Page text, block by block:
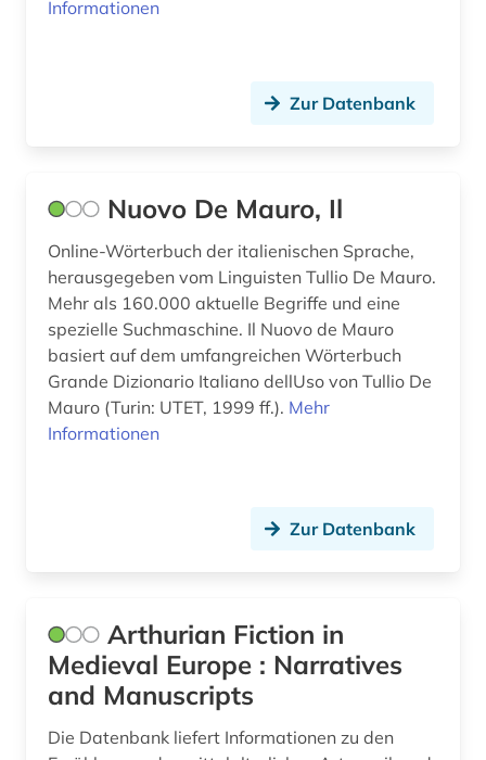
Informationen
Zur Datenbank
Nuovo De Mauro, Il
Online-Wörterbuch der italienischen Sprache,
herausgegeben vom Linguisten Tullio De Mauro.
Mehr als 160.000 aktuelle Begriffe und eine
spezielle Suchmaschine. Il Nuovo de Mauro
basiert auf dem umfangreichen Wörterbuch
Grande Dizionario Italiano dellUso von Tullio De
Mauro (Turin: UTET, 1999 ff.). Mehr
Informationen
Zur Datenbank
Arthurian Fiction in
Medieval Europe : Narratives
and Manuscripts
Die Datenbank liefert Informationen zu den